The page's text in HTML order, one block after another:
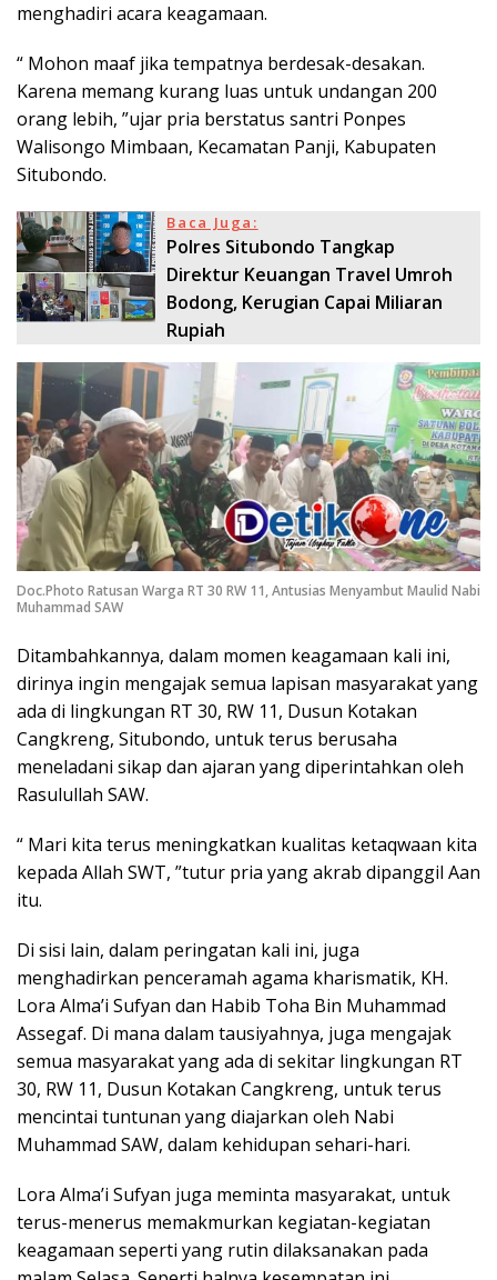
menghadiri acara keagamaan.
“ Mohon maaf jika tempatnya berdesak-desakan.
Karena memang kurang luas untuk undangan 200
orang lebih, ”ujar pria berstatus santri Ponpes
Walisongo Mimbaan, Kecamatan Panji, Kabupaten
Situbondo.
Baca Juga:
Polres Situbondo Tangkap
Direktur Keuangan Travel Umroh
Bodong, Kerugian Capai Miliaran
Rupiah
Doc.Photo Ratusan Warga RT 30 RW 11, Antusias Menyambut Maulid Nabi
Muhammad SAW
Ditambahkannya, dalam momen keagamaan kali ini,
dirinya ingin mengajak semua lapisan masyarakat yang
ada di lingkungan RT 30, RW 11, Dusun Kotakan
Cangkreng, Situbondo, untuk terus berusaha
meneladani sikap dan ajaran yang diperintahkan oleh
Rasulullah SAW.
“ Mari kita terus meningkatkan kualitas ketaqwaan kita
kepada Allah SWT, ”tutur pria yang akrab dipanggil Aan
itu.
Di sisi lain, dalam peringatan kali ini, juga
menghadirkan penceramah agama kharismatik, KH.
Lora Alma’i Sufyan dan Habib Toha Bin Muhammad
Assegaf. Di mana dalam tausiyahnya, juga mengajak
semua masyarakat yang ada di sekitar lingkungan RT
30, RW 11, Dusun Kotakan Cangkreng, untuk terus
mencintai tuntunan yang diajarkan oleh Nabi
Muhammad SAW, dalam kehidupan sehari-hari.
Lora Alma’i Sufyan juga meminta masyarakat, untuk
terus-menerus memakmurkan kegiatan-kegiatan
keagamaan seperti yang rutin dilaksanakan pada